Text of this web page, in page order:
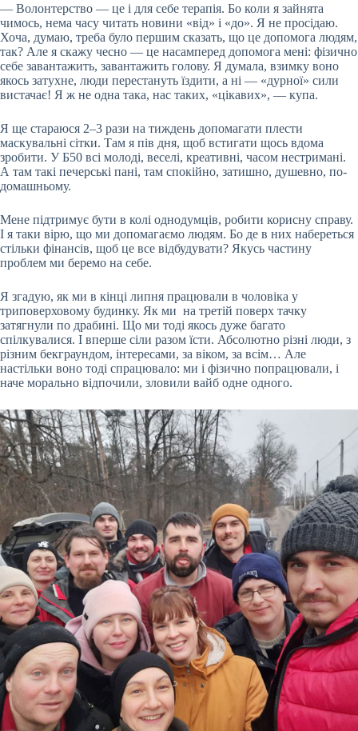
— Волонтерство — це і для себе терапія. Бо коли я зайнята
чимось, нема часу читать новини «від» і «до». Я не просідаю.
Хоча, думаю, треба було першим сказать, що це допомога людям,
так? Але я скажу чесно — це насамперед допомога мені: фізично
себе завантажить, завантажить голову. Я думала, взимку воно
якось затухне, люди перестануть їздити, а ні — «дурної» сили
вистачає! Я ж не одна така, нас таких, «цікавих», — купа.
Я ще стараюся 2–3 рази на тиждень допомагати плести
маскувальні сітки. Там я пів дня, щоб встигати щось вдома
зробити. У Б50 всі молоді, веселі, креативні, часом нестримані.
А там такі печерські пані, там спокійно, затишно, душевно, по-
домашньому.
Мене підтримує бути в колі однодумців, робити корисну справу.
І я таки вірю, що ми допомагаємо людям. Бо де в них набереться
стільки фінансів, щоб це все відбудувати? Якусь частину
проблем ми беремо на себе.
Я згадую, як ми в кінці липня працювали в чоловіка у
триповерховому будинку. Як ми на третій поверх тачку
затягнули по драбині. Що ми тоді якось дуже багато
спілкувалися. І вперше сіли разом їсти. Абсолютно різні люди, з
різним бекграундом, інтересами, за віком, за всім… Але
настільки воно тоді спрацювало: ми і фізично попрацювали, і
наче морально відпочили, зловили вайб одне одного.